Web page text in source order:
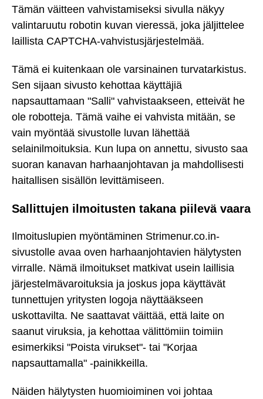
Tämän väitteen vahvistamiseksi sivulla näkyy
valintaruutu robotin kuvan vieressä, joka jäljittelee
laillista CAPTCHA-vahvistusjärjestelmää.
Tämä ei kuitenkaan ole varsinainen turvatarkistus.
Sen sijaan sivusto kehottaa käyttäjiä
napsauttamaan "Salli" vahvistaakseen, etteivät he
ole robotteja. Tämä vaihe ei vahvista mitään, se
vain myöntää sivustolle luvan lähettää
selainilmoituksia. Kun lupa on annettu, sivusto saa
suoran kanavan harhaanjohtavan ja mahdollisesti
haitallisen sisällön levittämiseen.
Sallittujen ilmoitusten takana piilevä vaara
Ilmoituslupien myöntäminen Strimenur.co.in-
sivustolle avaa oven harhaanjohtavien hälytysten
virralle. Nämä ilmoitukset matkivat usein laillisia
järjestelmävaroituksia ja joskus jopa käyttävät
tunnettujen yritysten logoja näyttääkseen
uskottavilta. Ne saattavat väittää, että laite on
saanut viruksia, ja kehottaa välittömiin toimiin
esimerkiksi "Poista virukset"- tai "Korjaa
napsauttamalla" -painikkeilla.
Näiden hälytysten huomioiminen voi johtaa